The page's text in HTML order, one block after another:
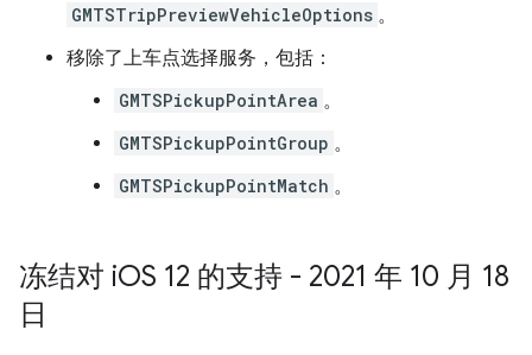
GMTSTripPreviewVehicleOptions 。
移除了上车点选择服务，包括：
GMTSPickupPointArea 。
GMTSPickupPointGroup 。
GMTSPickupPointMatch 。
冻结对 iOS 12 的支持 - 2021 年 10 月 18
日